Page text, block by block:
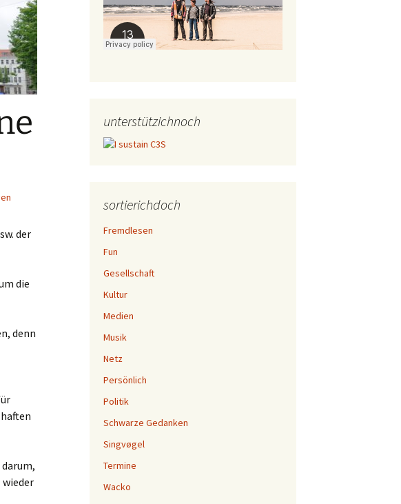
der
die
denn
unterstützichnoch
sortierichdoch
Fremdlesen
Fun
Gesellschaft
Kultur
Medien
Musik
Netz
Persönlich
Politik
Schwarze Gedanken
Singvøgel
Termine
Wacko